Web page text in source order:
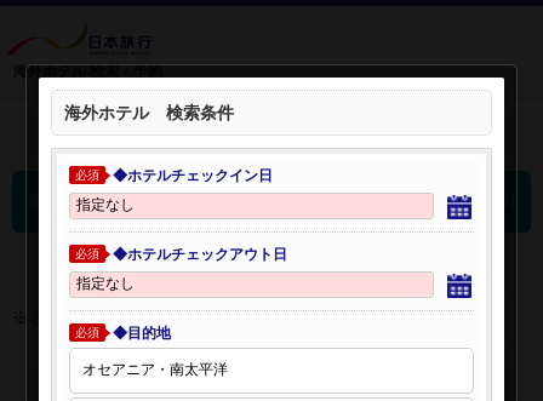
海外ホテル 検索・予約
検索条件を開く：
海外ホテル 検索結果
※表示金額はオンライン予約時の金額です。
海外ホテル 検索条件
必須 ◆ホテルチェックイン日
必須 ◆ホテルチェックアウト日
必須 ◆目的地